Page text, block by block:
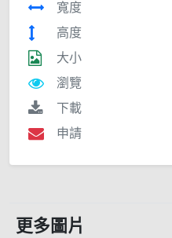
寬度
高度
大小
瀏覽
下載
申請
更多圖片